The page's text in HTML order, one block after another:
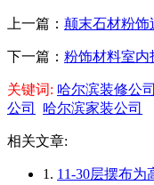
上一篇： 颠末石材粉饰
下一篇： 粉饰材料室内
关键词: 哈尔滨装修公
公司
哈尔滨家装公司
相关文章:
1. 11-30层摆布为